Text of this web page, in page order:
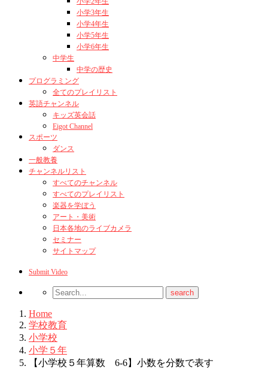
小学3年生
小学4年生
小学5年生
小学6年生
中学生
中学の歴史
プログラミング
全てのプレイリスト
英語チャンネル
キッズ英会話
Eigot Channel
スポーツ
ダンス
一般教養
チャンネルリスト
すべてのチャンネル
すべてのプレイリスト
楽器を学ぼう
アート・美術
日本各地のライブカメラ
セミナー
サイトマップ
Submit Video
Home
学校教育
小学校
小学５年
【小学校５年算数 6-6】小数を分数で表す